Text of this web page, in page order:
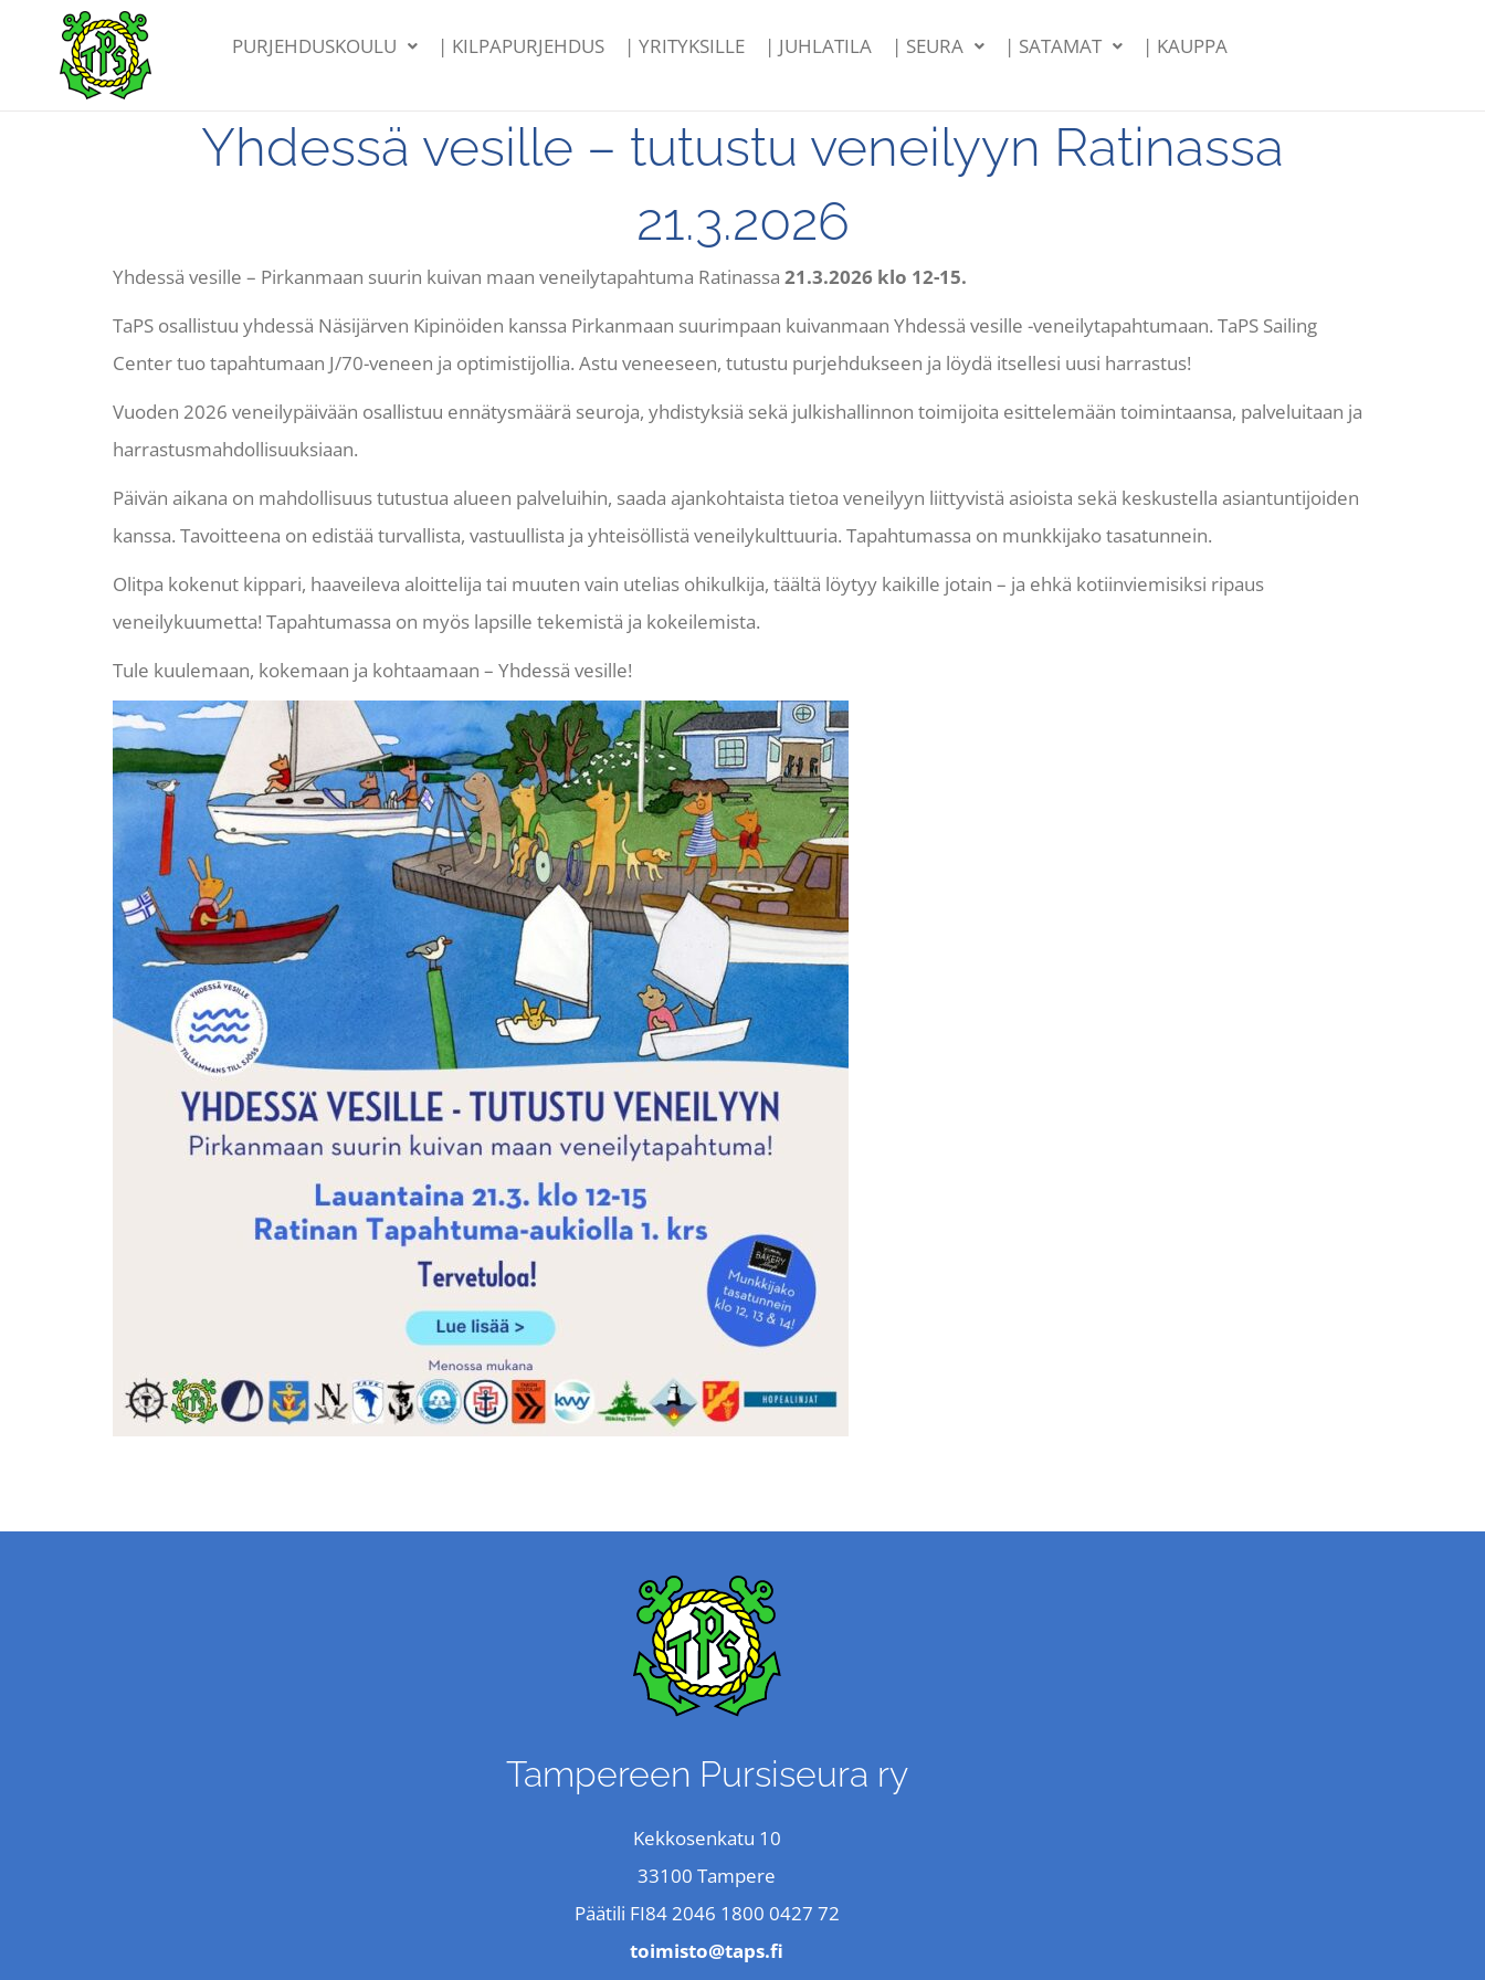
PURJEHDUSKOULU | KILPAPURJEHDUS | YRITYKSILLE | JUHLATILA | SEURA | SATAMAT | KAUPPA
Yhdessä vesille – tutustu veneilyyn Ratinassa
21.3.2026
Yhdessä vesille – Pirkanmaan suurin kuivan maan veneilytapahtuma Ratinassa 21.3.2026 klo 12-15.
TaPS osallistuu yhdessä Näsijärven Kipinöiden kanssa Pirkanmaan suurimpaan kuivanmaan Yhdessä vesille -veneilytapahtumaan. TaPS Sailing
Centertuotapahtumaan J/70-veneen ja optimistijollia. Astu veneeseen, tutustu purjehdukseen ja löydä itsellesi uusi harrastus!
Vuoden 2026 veneilypäivään osallistuu ennätysmäärä seuroja, yhdistyksiä sekä julkishallinnon toimijoita esittelemään toimintaansa, palveluitaan ja
harrastusmahdollisuuksiaan.
Päivän aikana on mahdollisuus tutustua alueen palveluihin, saada ajankohtaista tietoa veneilyyn liittyvistä asioista sekä keskustella asiantuntijoiden
kanssa. Tavoitteena on edistää turvallista, vastuullista ja yhteisöllistä veneilykulttuuria. Tapahtumassa on munkkijako tasatunnein.
Olitpa kokenut kippari, haaveileva aloittelija tai muuten vain utelias ohikulkija, täältä löytyy kaikille jotain – ja ehkä kotiinviemisiksi ripaus
veneilykuumetta! Tapahtumassa on myös lapsille tekemistä ja kokeilemista.
Tule kuulemaan, kokemaan ja kohtaamaan – Yhdessä vesille!
Tampereen Pursiseura ry
Kekkosenkatu 10
33100 Tampere
Päätili FI84 2046 1800 0427 72
toimisto@taps.fi